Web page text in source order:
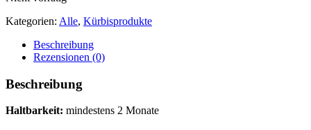
Kategorien: Alle, Kürbisprodukte
Beschreibung
Rezensionen (0)
Beschreibung
Haltbarkeit: mindestens 2 Monate